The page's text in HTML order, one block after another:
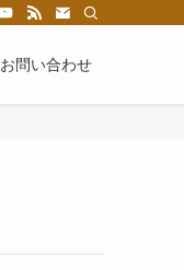
お問い合わせ